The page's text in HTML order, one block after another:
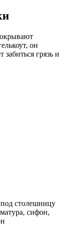
он
грязь и
столешницу
сифон,